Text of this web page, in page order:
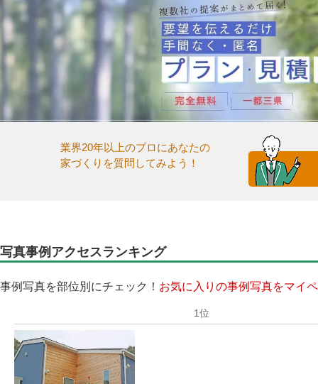
業界20年以上のプロにあなたの
家づくりを質問してみよう！
写真事例アクセスランキング
事例写真を部位別にチェック！ お気に入りの事例写真をマイ